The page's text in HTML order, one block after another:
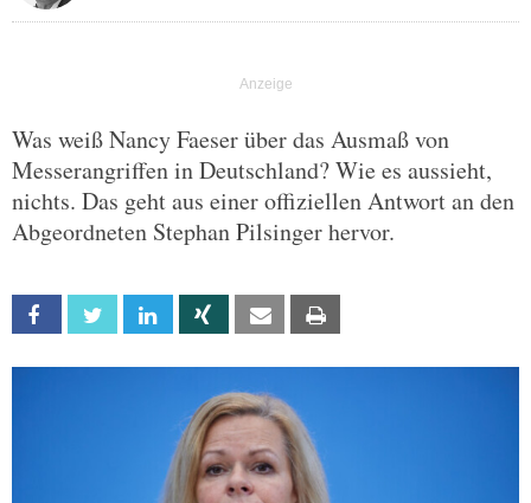
Was weiß Nancy Faeser über das Ausmaß von
Messerangriffen in Deutschland? Wie es aussieht,
nichts. Das geht aus einer offiziellen Antwort an den
Abgeordneten Stephan Pilsinger hervor.
Facebook Twitter Linkedin Xing Email